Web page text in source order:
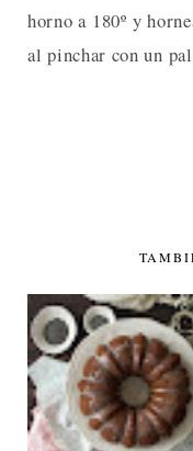
horno a 180º y
al pinchar con un